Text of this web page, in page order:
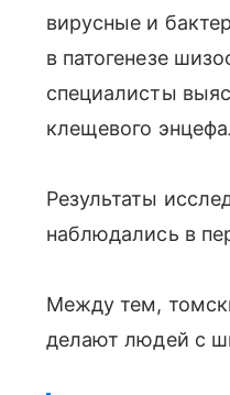
вирусные и
в патогенезе
специалисты
клещевого
Результаты
наблюдались в
Между тем,
делают людей с